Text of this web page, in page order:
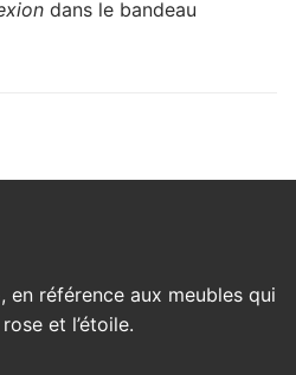
dans le bandeau
en référence aux meubles qui
et l’étoile.